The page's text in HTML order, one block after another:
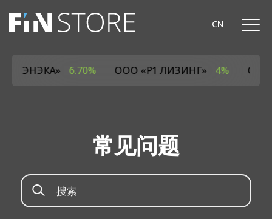
CN
«ЭНЭКА» 6.70% ООО «Р1 ЛИЗИНГ» 4%
常见问题